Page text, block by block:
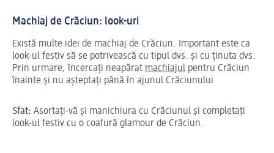
Machiaj de Crăciun: look-uri
Există multe idei de machiaj de Crăciun. Important este ca
look-ul festiv să se potrivească cu tipul dvs. și cu ținuta dvs.
Prin urmare, încercați neapărat machiajul pentru Crăciun
înainte și nu așteptați până în ajunul Crăciunului.
Sfat: Asortați-vă și manichiura cu Crăciunul și completați
look-ul festiv cu o coafură glamour de Crăciun.